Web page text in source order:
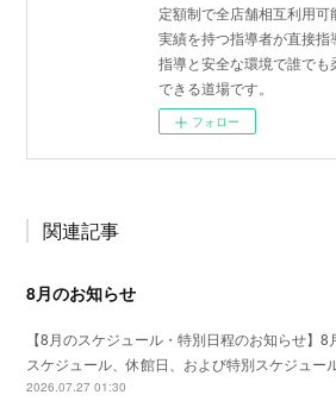
定額制で全店舗相互利用
実績を持つ指導者が直接指
指導と安全な環境で誰で
できる道場です。
フォロー
関連記事
8月のお知らせ
【8月のスケジュール・特別日程のお知らせ】8
スケジュール、休館日、および特別スケジュー
2026.07.27 01:30